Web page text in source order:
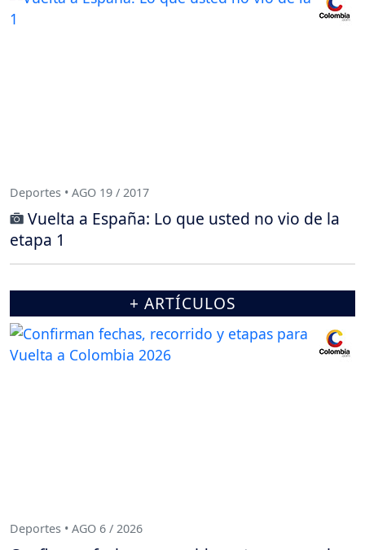
Deportes • AGO 19 / 2017
Vuelta a España: Lo que usted no vio de la
etapa 1
+ ARTÍCULOS
Deportes • AGO 6 / 2026